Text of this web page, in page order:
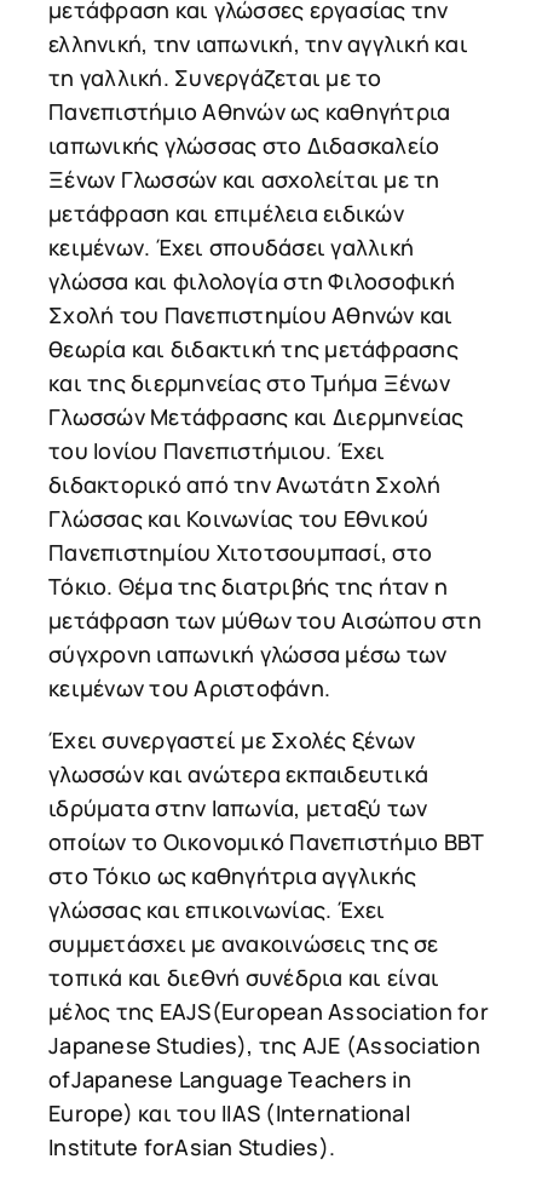
μετάφραση και γλώσσες εργασίας την
ελληνική, την ιαπωνική, την αγγλική και
τη γαλλική. Συνεργάζεται με το
Πανεπιστήμιο Αθηνών ως καθηγήτρια
ιαπωνικής γλώσσας στο Διδασκαλείο
Ξένων Γλωσσών και ασχολείται με τη
μετάφραση και επιμέλεια ειδικών
κειμένων. Έχει σπουδάσει γαλλική
γλώσσα και φιλολογία στη Φιλοσοφική
Σχολή του Πανεπιστημίου Αθηνών και
θεωρία και διδακτική της μετάφρασης
και της διερμηνείας στο Τμήμα Ξένων
Γλωσσών Μετάφρασης και Διερμηνείας
του Ιονίου Πανεπιστήμιου. Έχει
διδακτορικό από την Ανωτάτη Σχολή
Γλώσσας και Κοινωνίας του Εθνικού
Πανεπιστημίου Χιτοτσουμπασί, στο
Τόκιο. Θέμα της διατριβής της ήταν η
μετάφραση των μύθων του Αισώπου στη
σύγχρονη ιαπωνική γλώσσα μέσω των
κειμένων του Αριστοφάνη.
Έχει συνεργαστεί με Σχολές ξένων
γλωσσών και ανώτερα εκπαιδευτικά
ιδρύματα στην Ιαπωνία, μεταξύ των
οποίων το Οικονομικό Πανεπιστήμιο ΒΒΤ
στο Τόκιο ως καθηγήτρια αγγλικής
γλώσσας και επικοινωνίας. Έχει
συμμετάσχει με ανακοινώσεις της σε
τοπικά και διεθνή συνέδρια και είναι
μέλος της EAJS(European Association for
Japanese Studies), της AJE (Association
ofJapanese Language Teachers in
Europe) και του IIAS (International
Institute forAsian Studies).